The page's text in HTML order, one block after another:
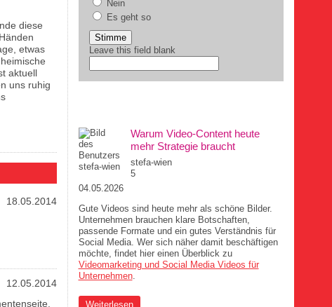
diese
etwas
aktuell
uns ruhig
18.05.2014
12.05.2014
Nein
Es geht so
Leave this field blank
Warum Video-Content heute
mehr Strategie braucht
stefa-wien
5
04.05.2026
Gute Videos sind heute mehr als schöne Bilder.
Unternehmen brauchen klare Botschaften,
passende Formate und ein gutes Verständnis für
Social Media. Wer sich näher damit beschäftigen
möchte, findet hier einen Überblick zu
Videomarketing und Social Media Videos für
Unternehmen.
Weiterlesen
über Warum Video-Content heute mehr Strategie